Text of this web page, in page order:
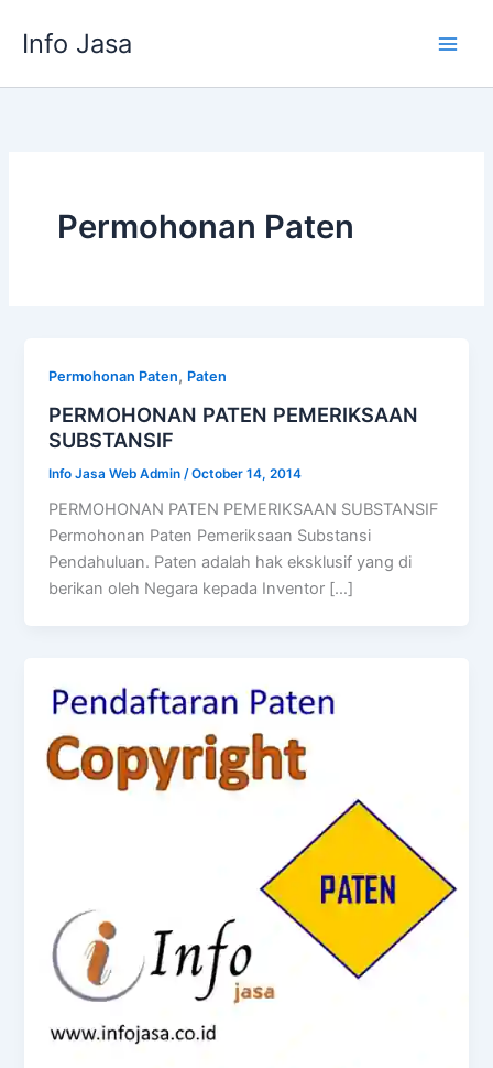
Info Jasa
Permohonan Paten
Permohonan Paten, Paten
PERMOHONAN PATEN PEMERIKSAAN
SUBSTANSIF
Info Jasa Web Admin /October 14, 2014
PERMOHONAN PATEN PEMERIKSAAN SUBSTANSIF
Permohonan Paten Pemeriksaan Substansi
Pendahuluan. Paten adalah hak eksklusif yang di
berikan oleh Negara kepada Inventor […]